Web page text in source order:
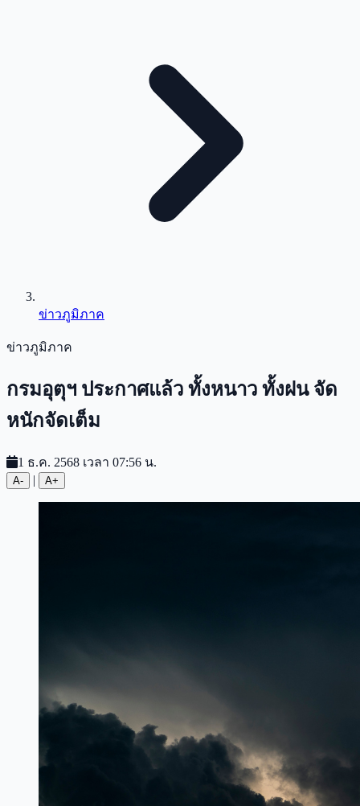
ข่าวภูมิภาค
ข่าวภูมิภาค
กรมอุตุฯ ประกาศแล้ว ทั้งหนาว ทั้งฝน จัด
หนักจัดเต็ม
1 ธ.ค. 2568 เวลา 07:56 น.
A- | A+